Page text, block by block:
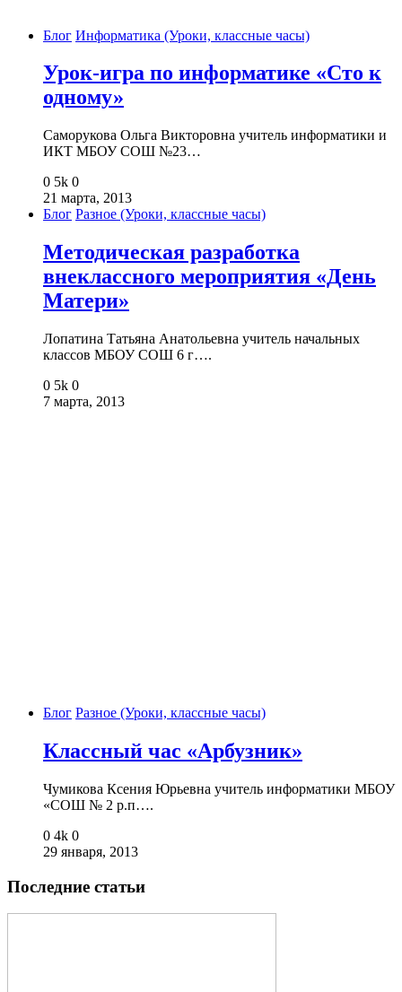
Блог Информатика (Уроки, классные часы)
Урок-игра по информатике «Сто к
одному»
Саморукова Ольга Викторовна учитель информатики и
ИКТ МБОУ СОШ №23…
0 5k 0
21 марта, 2013
Блог Разное (Уроки, классные часы)
Методическая разработка
внеклассного мероприятия «День
Матери»
Лопатина Татьяна Анатольевна учитель начальных
классов МБОУ СОШ 6 г….
0 5k 0
7 марта, 2013
Блог Разное (Уроки, классные часы)
Классный час «Арбузник»
Чумикова Ксения Юрьевна учитель информатики МБОУ
«СОШ № 2 р.п….
0 4k 0
29 января, 2013
Последние статьи